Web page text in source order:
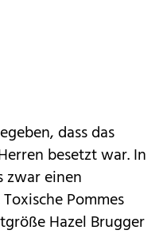
dass das
besetzt war. In
zwar einen
Pommes
Hazel Brugger